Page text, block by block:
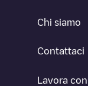
Chi siamo
Contattaci
Lavora